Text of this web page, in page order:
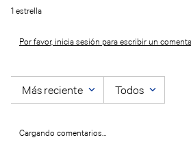
1 estrella
Por favor, inicia sesión para escribir un
Más reciente Todos
Cargando comentarios…